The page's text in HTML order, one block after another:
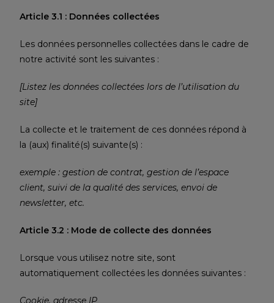
Article 3.1 : Données collectées
Les données personnelles collectées dans le cadre de
notre activité sont les suivantes :
[Listez les données collectées lors de l’utilisation du
site]
La collecte et le traitement de ces données répond à
la (aux) finalité(s) suivante(s) :
exemple : gestion de contrat, gestion de l’espace
client, suivi de la qualité des services, envoi de
newsletter, etc.
Article 3.2 : Mode de collecte des données
Lorsque vous utilisez notre site, sont
automatiquement collectées les données suivantes :
Cookie, adresse IP